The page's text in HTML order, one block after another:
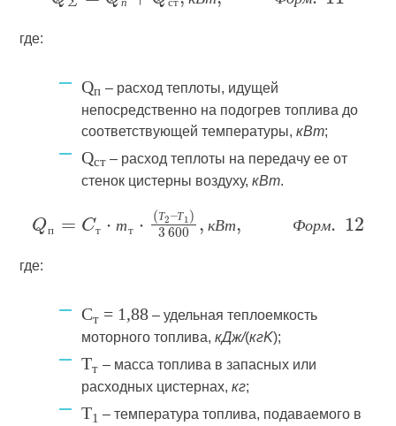
п с т
кВт Ф о рм
где:
Qп – расход теплоты, идущей
непосредственно на подогрев топлива до
соответствующей температуры,кВт;
Qст – расход теплоты на передачу ее от
стенок цистерны воздуху,кВт.
п т
т
т
кВ т Ф орм
где:
Cт = 1,88 – удельная теплоемкость
моторного топлива,кДж/(кгK);
Tт – масса топлива в запасных или
расходных цистернах,кг;
T1 – температура топлива, подаваемого в